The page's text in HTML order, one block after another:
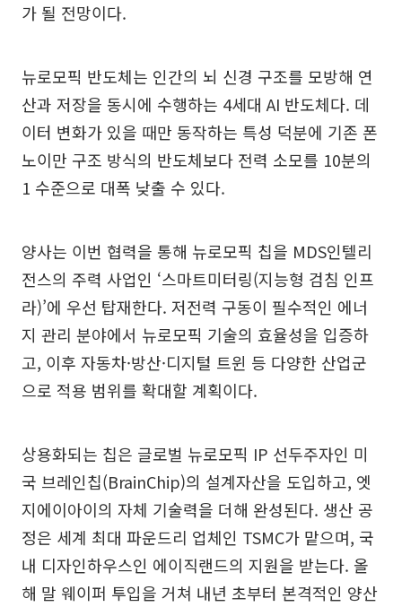
가 될 전망이다.
뉴로모픽 반도체는 인간의 뇌 신경 구조를 모방해 연
산과 저장을 동시에 수행하는 4세대 AI 반도체다. 데
이터 변화가 있을 때만 동작하는 특성 덕분에 기존 폰
노이만 구조 방식의 반도체보다 전력 소모를 10분의
1 수준으로 대폭 낮출 수 있다.
양사는 이번 협력을 통해 뉴로모픽 칩을 MDS인텔리
전스의 주력 사업인 ‘스마트미터링(지능형 검침 인프
라)’에 우선 탑재한다. 저전력 구동이 필수적인 에너
지 관리 분야에서 뉴로모픽 기술의 효율성을 입증하
고, 이후 자동차·방산·디지털 트윈 등 다양한 산업군
으로 적용 범위를 확대할 계획이다.
상용화되는 칩은 글로벌 뉴로모픽 IP 선두주자인 미
국 브레인칩(BrainChip)의 설계자산을 도입하고, 엣
지에이아이의 자체 기술력을 더해 완성된다. 생산 공
정은 세계 최대 파운드리 업체인 TSMC가 맡으며, 국
내 디자인하우스인 에이직랜드의 지원을 받는다. 올
해 말 웨이퍼 투입을 거쳐 내년 초부터 본격적인 양산